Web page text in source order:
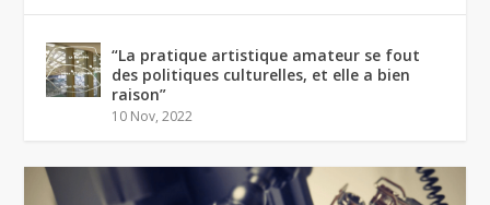
“La pratique artistique amateur se fout
des politiques culturelles, et elle a bien
raison”
10 Nov, 2022